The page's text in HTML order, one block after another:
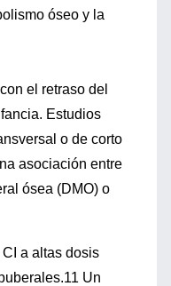
óseo y la
el retraso del
Estudios
o de corto
asociación entre
ósea (DMO) o
a altas dosis
Un